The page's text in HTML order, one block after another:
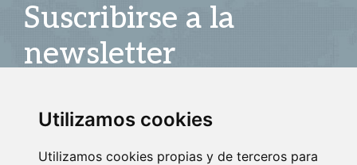
Utilizamos cookies
Utilizamos cookies propias y de terceros para
Suscribirse a la
newsletter